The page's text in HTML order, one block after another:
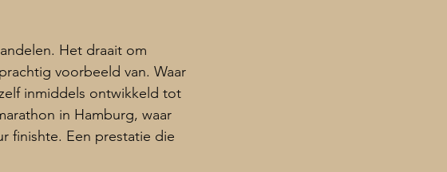
Het draait om
voorbeeld van. Waar
inmiddels ontwikkeld tot
in Hamburg, waar
finishte. Een prestatie die